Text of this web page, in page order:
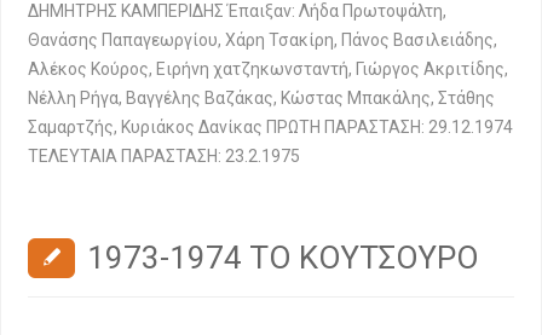
ΔΗΜΗΤΡΗΣ ΚΑΜΠΕΡΙΔΗΣ Έπαιξαν: Λήδα Πρωτοψάλτη,
Θανάσης Παπαγεωργίου, Χάρη Τσακίρη, Πάνος Βασιλειάδης,
Αλέκος Κούρος, Ειρήνη χατζηκωνσταντή, Γιώργος Ακριτίδης,
Νέλλη Ρήγα, Βαγγέλης Βαζάκας, Κώστας Μπακάλης, Στάθης
Σαμαρτζής, Κυριάκος Δανίκας ΠΡΩΤΗ ΠΑΡΑΣΤΑΣΗ: 29.12.1974
ΤΕΛΕΥΤΑΙΑ ΠΑΡΑΣΤΑΣΗ: 23.2.1975
1973-1974 ΤΟ ΚΟΥΤΣΟΥΡΟ